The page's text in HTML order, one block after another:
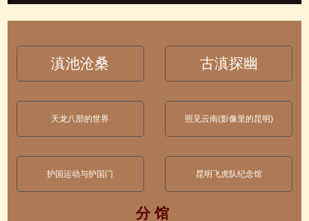
滇池沧桑 古滇探幽
天龙八部的世界 照见云南(影像里的昆明)
护国运动与护国门 昆明飞虎队纪念馆
分 馆